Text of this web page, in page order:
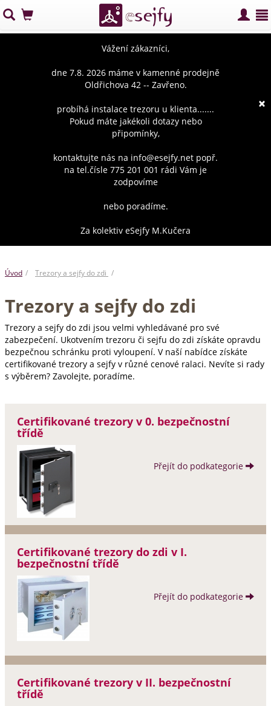
×
Vážení zákazníci,
dne 7.8. 2026 máme v kamenné prodejně
Oldřichova 42 -- Zavřeno.
probíhá instalace trezoru u klienta.......
Pokud máte jakékoli dotazy nebo
připomínky,
kontaktujte nás na info@esejfy.net popř.
na tel.čísle 775 201 001 rádi Vám je
zodpovíme
nebo poradíme.
Za kolektiv eSejfy M.Kučera
Úvod Trezory a sejfy do zdi
Trezory a sejfy do zdi
Trezory a sejfy do zdi jsou velmi vyhledávané pro své
zabezpečení. Ukotvením trezoru či sejfu do zdi získáte opravdu
bezpečnou schránku proti vyloupení. V naší nabídce získáte
certifikované trezory a sejfy v různé cenové ralaci. Nevíte si rady
s výběrem? Zavolejte, poradíme.
Certifikované trezory v 0. bezpečnostní
třídě
Přejít do podkategorie
Certifikované trezory do zdi v I.
bezpečnostní třídě
Přejít do podkategorie
Certifikované trezory v II. bezpečnostní
třídě